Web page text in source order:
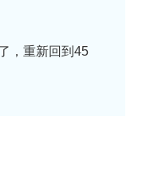
，重新回到45